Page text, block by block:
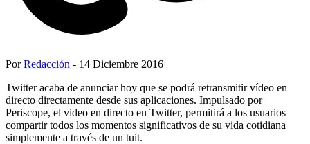
PorRedacción - 14 Diciembre 2016
Twitter acaba de anunciar hoy que se podrá retransmitir vídeo en
directo directamente desde sus aplicaciones. Impulsado por
Periscope, el video en directo en Twitter, permitirá a los usuarios
compartir todos los momentos significativos de su vida cotidiana
simplemente a través de un tuit.